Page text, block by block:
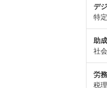
デ
特
助
社
労
税